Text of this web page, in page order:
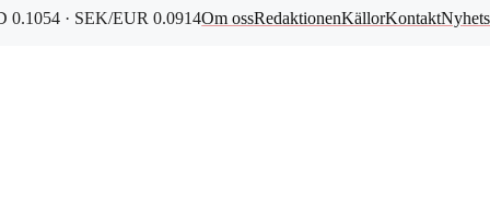
0.1054 · SEK/EUR 0.0914Om ossRedaktionenKällorKontakt